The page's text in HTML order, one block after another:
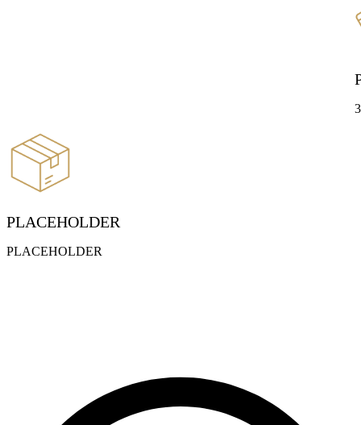
PLACEHOLDER
PLACEHOLDER